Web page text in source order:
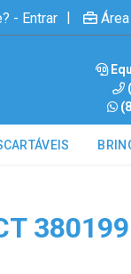
- Entrar |
380199